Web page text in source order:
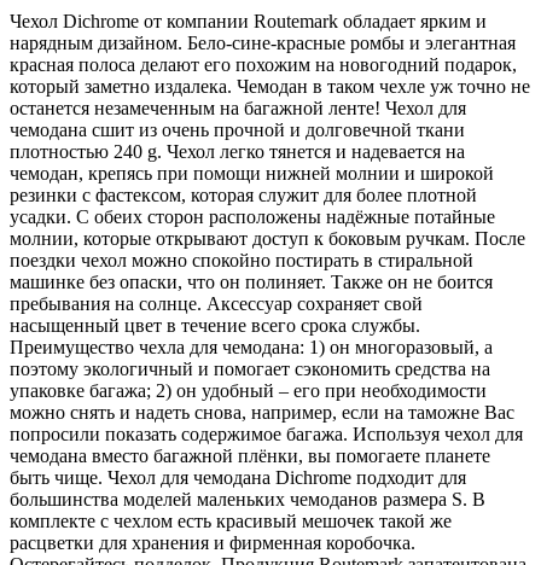
Чехол Dichrome от компании Routemark обладает ярким и
нарядным дизайном. Бело-сине-красные ромбы и элегантная
красная полоса делают его похожим на новогодний подарок,
который заметно издалека. Чемодан в таком чехле уж точно не
останется незамеченным на багажной ленте! Чехол для
чемодана сшит из очень прочной и долговечной ткани
плотностью 240 g. Чехол легко тянется и надевается на
чемодан, крепясь при помощи нижней молнии и широкой
резинки с фастексом, которая служит для более плотной
усадки. С обеих сторон расположены надёжные потайные
молнии, которые открывают доступ к боковым ручкам. После
поездки чехол можно спокойно постирать в стиральной
машинке без опаски, что он полиняет. Также он не боится
пребывания на солнце. Аксессуар сохраняет свой
насыщенный цвет в течение всего срока службы.
Преимущество чехла для чемодана: 1) он многоразовый, а
поэтому экологичный и помогает сэкономить средства на
упаковке багажа; 2) он удобный – его при необходимости
можно снять и надеть снова, например, если на таможне Вас
попросили показать содержимое багажа. Используя чехол для
чемодана вместо багажной плёнки, вы помогаете планете
быть чище. Чехол для чемодана Dichrome подходит для
большинства моделей маленьких чемоданов размера S. В
комплекте с чехлом есть красивый мешочек такой же
расцветки для хранения и фирменная коробочка.